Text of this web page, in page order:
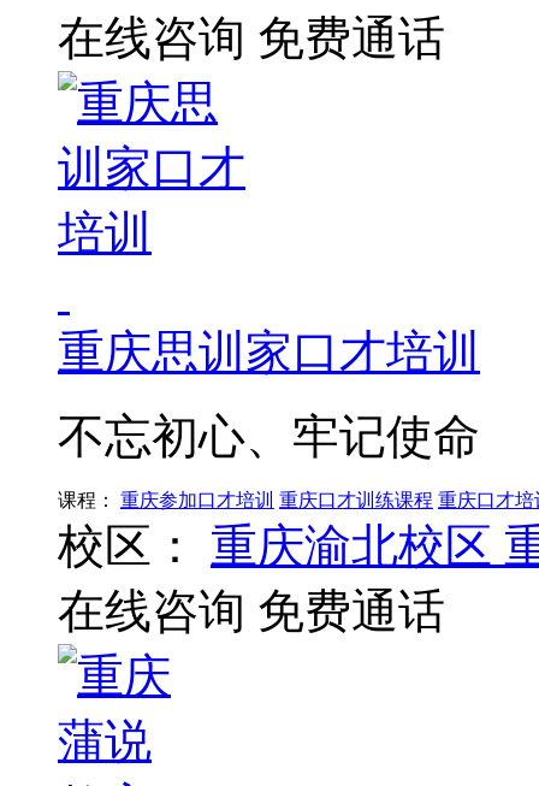
在线咨询 免费通话
重庆思训家口才培训
不忘初心、牢记使命
课程： 重庆参加口才培训 重庆口才训练课程 重庆口才培
校区： 重庆渝北校区
在线咨询 免费通话